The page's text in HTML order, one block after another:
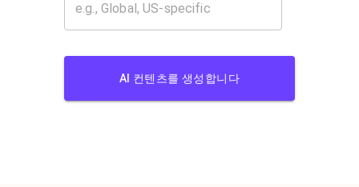
AI 컨텐츠를 생성합니다